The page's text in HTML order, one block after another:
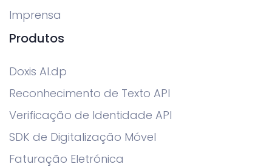
Imprensa
Produtos
Doxis AI.dp
Reconhecimento de Texto API
Verificação de Identidade API
SDK de Digitalização Móvel
Faturação Eletrónica